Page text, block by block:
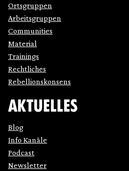
Ortsgruppen
Arbeitsgruppen
Communities
Material
Trainings
Rechtliches
Rebellionskonsens
AKTUELLES
Blog
Info Kanäle
Podcast
Newsletter